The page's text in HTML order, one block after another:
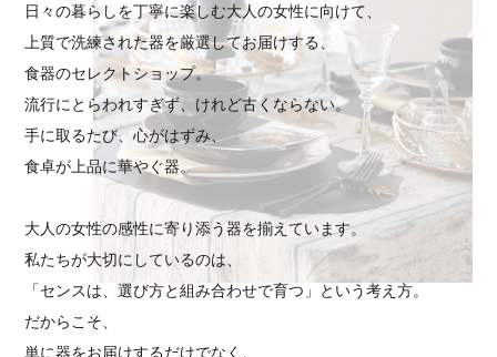
日々の暮らしを丁寧に楽しむ大人の女性に向けて、
上質で洗練された器を厳選してお届けする、
食器のセレクトショップ。
流行にとらわれすぎず、けれど古くならない。
手に取るたび、心がはずみ、
食卓が上品に華やぐ器。
大人の女性の感性に寄り添う器を揃えています。
私たちが大切にしているのは、
「センスは、選び方と組み合わせで育つ」という考え方。
だからこそ、
単に器をお届けするだけでなく、